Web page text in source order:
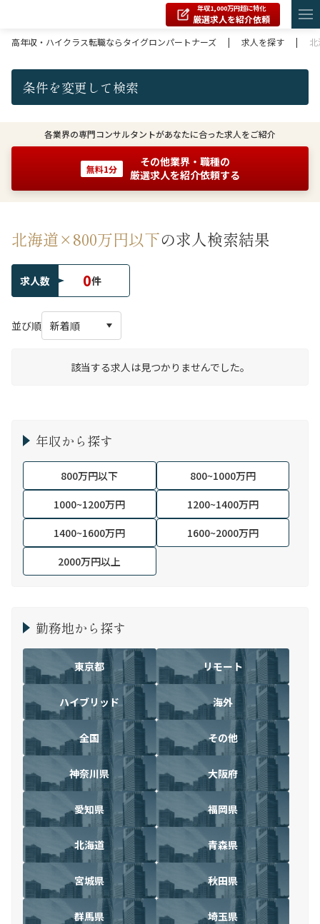
年収1,000万円超に特化
厳選求人を紹介依頼
高年収・ハイクラス転職ならタイグロンパートナーズ
| 求人を探す |
条件を変更して検索
各業界の専門コンサルタントがあなたに合った求人をご紹介
無料1分
その他業界・職種の
厳選求人を紹介依頼する
北海道×800万円以下の求人検索結果
求人数 0件
並び順
該当する求人は見つかりませんでした。
年収から探す
800万円以下
800~1000万円
1000~1200万円
1200~1400万円
1400~1600万円
1600~2000万円
2000万円以上
勤務地から探す
東京都 リモート
ハイブリッド 海外
全国 その他
神奈川県 大阪府
愛知県 福岡県
北海道 青森県
宮城県 秋田県
群馬県 埼玉県